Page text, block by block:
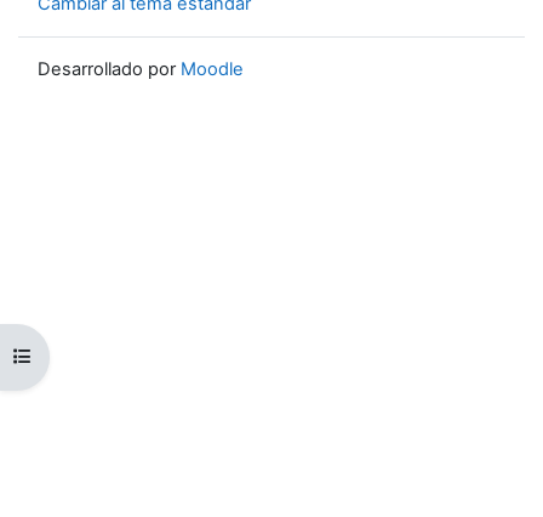
Abrir índice del curso
Desarrollado por Moodle